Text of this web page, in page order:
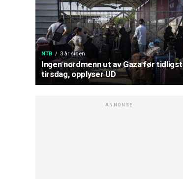
NTB 3 år siden
Ingen nordmenn ut av Gaza før tidligst
tirsdag, opplyser UD
ANNONSE